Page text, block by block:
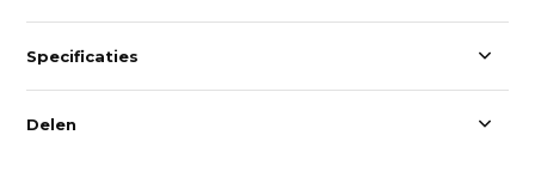
Specificaties
Delen